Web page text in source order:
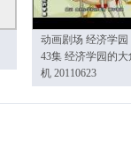
动画剧场 经济学园
43集 经济学园的大
机 20110623